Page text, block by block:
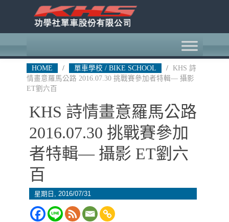
HOME / 單車學校 / BIKE SCHOOL /
KHS 詩
情畫意羅馬公路 2016.07.30 挑戰賽參加者特輯— 攝影
ET劉六百
KHS 詩情畫意羅馬公路
2016.07.30 挑戰賽參加
者特輯— 攝影 ET劉六
百
星期日, 2016/07/31